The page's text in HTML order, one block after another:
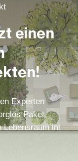
einen
Experten
Paket
Lebensraum im